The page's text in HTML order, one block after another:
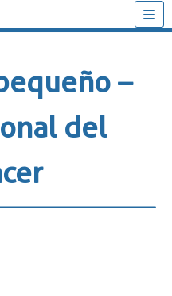
–
del